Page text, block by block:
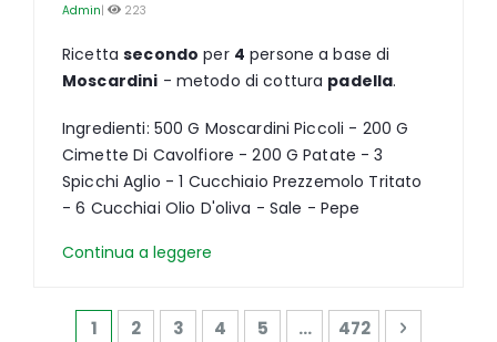
Admin| 223
Ricettasecondo per 4 persone a base di
Moscardini - metodo di cottura padella.
Ingredienti: 500 G Moscardini Piccoli - 200 G
Cimette Di Cavolfiore - 200 G Patate - 3
Spicchi Aglio - 1 Cucchiaio Prezzemolo Tritato
- 6 Cucchiai Olio D'oliva - Sale - Pepe
Continua a leggere
Pagina
Attualmente stai leggendo la pagina
1 Pagina
2 Pagina
3 Pagina
4 Pagina
5 ... Pagina
472 Pagina